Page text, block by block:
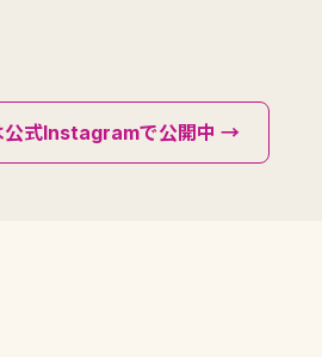
公式Instagramで公開中 →